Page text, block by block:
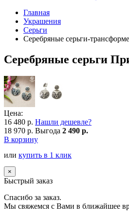
Главная
Украшения
Серьги
Серебряные серьги-
Серебряные серьги
Цена:
16 480 р. Нашли дешевле?
18 970 р. Выгода 2 490 р.
В корзину
или купить в 1 клик
×
Быстрый заказ
Спасибо за заказ.
Мы свяжемся с Вами в ближайшее